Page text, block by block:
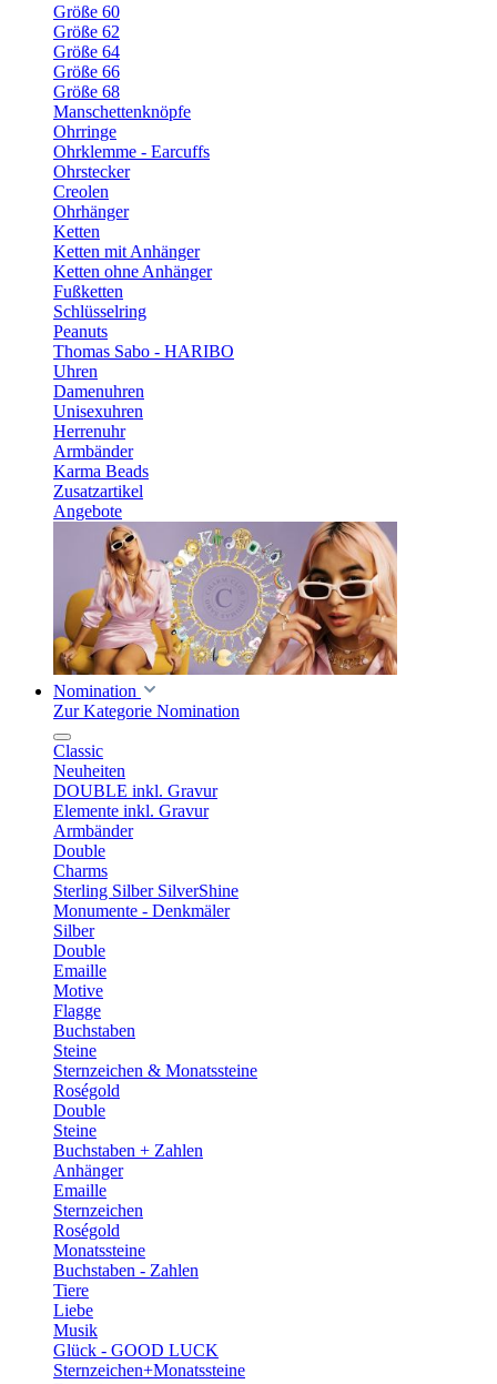
Größe 60
Größe 62
Größe 64
Größe 66
Größe 68
Manschettenknöpfe
Ohrringe
Ohrklemme - Earcuffs
Ohrstecker
Creolen
Ohrhänger
Ketten
Ketten mit Anhänger
Ketten ohne Anhänger
Fußketten
Schlüsselring
Peanuts
Thomas Sabo - HARIBO
Uhren
Damenuhren
Unisexuhren
Herrenuhr
Armbänder
Karma Beads
Zusatzartikel
Angebote
Nomination
Zur Kategorie Nomination
Classic
Neuheiten
DOUBLE inkl. Gravur
Elemente inkl. Gravur
Armbänder
Double
Charms
Sterling Silber SilverShine
Monumente - Denkmäler
Silber
Double
Emaille
Motive
Flagge
Buchstaben
Steine
Sternzeichen & Monatssteine
Roségold
Double
Steine
Buchstaben + Zahlen
Anhänger
Emaille
Sternzeichen
Roségold
Monatssteine
Buchstaben - Zahlen
Tiere
Liebe
Musik
Glück - GOOD LUCK
Sternzeichen+Monatssteine